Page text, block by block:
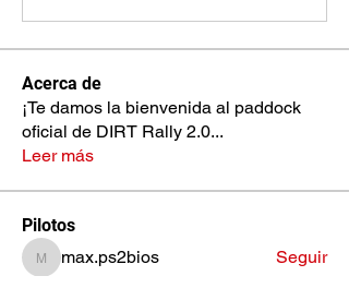
Acerca de
¡Te damos la bienvenida al paddock
oficial de DIRT Rally 2.0...
Leer más
Pilotos
max.ps2bios
max.ps2bios
Seguir